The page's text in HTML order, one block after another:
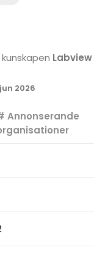
Labview
2026
Annonserande